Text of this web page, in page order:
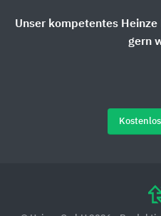
Unser kompetentes
gern